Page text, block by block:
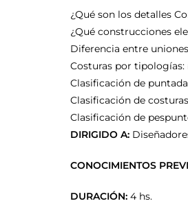
¿Qué son los detalles
¿Qué construcciones
Diferencia entre
Costuras por tipologías:
Clasificación de
Clasificación de
Clasificación de
DIRIGIDO A:
CONOCIMIENTOS
DURACIÓN: 4 hs.